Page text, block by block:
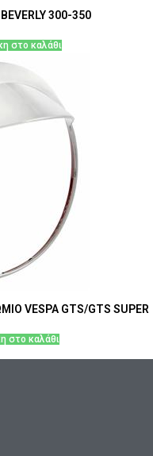
300-350
στο καλάθι
VESPA GTS/GTS SUPER
στο καλάθι